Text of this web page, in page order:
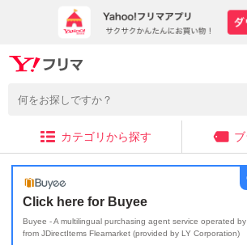
カテゴリから探す
Click here for Buyee
Buyee - A multilingual purchasing agent service operated
from JDirectItems Fleamarket (provided by LY Corporation)